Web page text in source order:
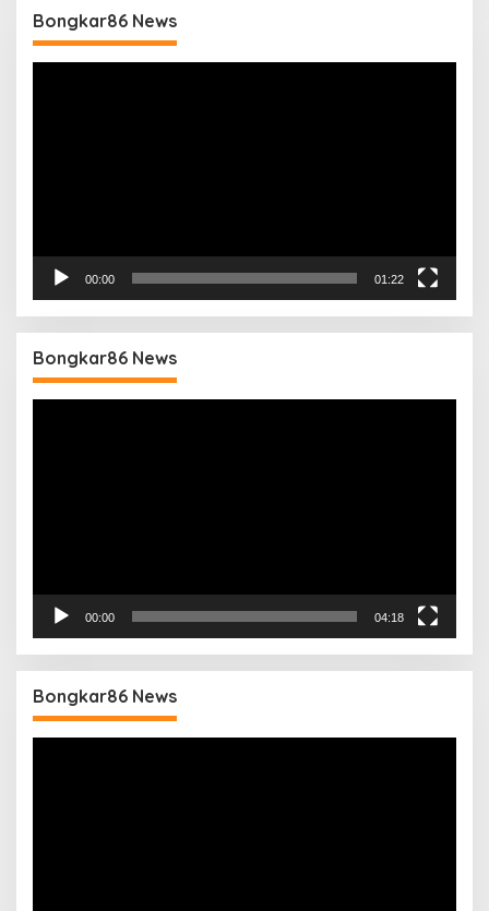
Bongkar86 News
00:00 01:22
Bongkar86 News
00:00 04:18
Bongkar86 News